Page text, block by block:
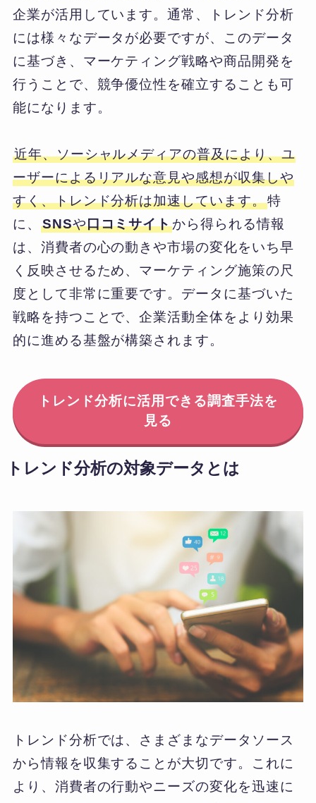
企業が活用しています。通常、トレンド分析
には様々なデータが必要ですが、このデータ
に基づき、マーケティング戦略や商品開発を
行うことで、競争優位性を確立することも可
能になります。
近年、ソーシャルメディアの普及により、ユ
ーザーによるリアルな意見や感想が収集しや
すく、トレンド分析は加速しています。特
に、 SNSや口コミサイトから得られる情報
は、消費者の心の動きや市場の変化をいち早
く反映させるため、マーケティング施策の尺
度として非常に重要です。データに基づいた
戦略を持つことで、企業活動全体をより効果
的に進める基盤が構築されます。
トレンド分析に活用できる調査手法を
見る
トレンド分析の対象データとは
トレンド分析では、さまざまなデータソース
から情報を収集することが大切です。これに
より、消費者の行動やニーズの変化を迅速に